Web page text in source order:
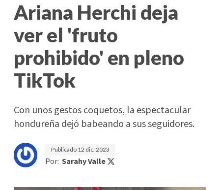
Ariana Herchi deja
ver el 'fruto
prohibido' en pleno
TikTok
Con unos gestos coquetos, la espectacular
hondureña dejó babeando a sus seguidores.
Publicado 12 dic. 2023
Por: Sarahy Valle